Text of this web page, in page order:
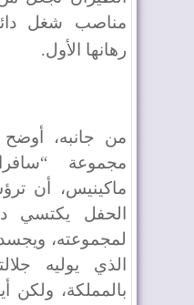
مناصب شغل
رهانها الأول.
من جانبه،
مجموعة
ماكينيس، أن
الحفل يكتسي
لمجموعته،
الذي يوليه
بالمملكة، ولكن